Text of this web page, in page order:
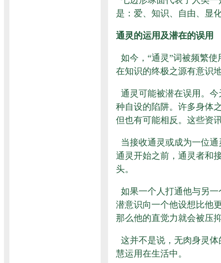
是：爱、知识、自由、显
通灵的运用及潜在的误用
如今，“通灵”词被频繁
在知识的终极之源有意识
通灵可能被潜在误用。
种自设的陷阱。许多身体
但也有可能相反。这些资
当接收通灵或成为一位
通灵开始之前，通灵者和
头。
如果一个人打通他与另
潜意识向一个他设想比他
那么他的直觉力就会被压
这并不是说，无肉身灵
慧运用在生活中。